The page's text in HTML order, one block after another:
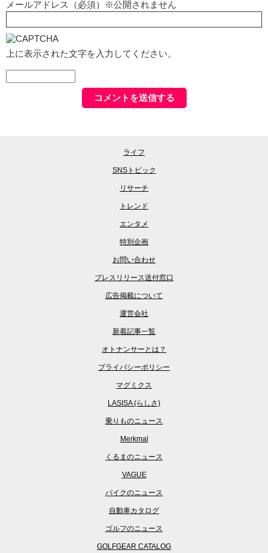
メールアドレス（必須）※公開されません
上に表示された文字を入力してください。
ライフ
SNSトピック
リサーチ
トレンド
エンタメ
特別企画
お問い合わせ
プレスリリース送付窓口
広告掲載について
運営会社
新着記事一覧
オトナンサーとは？
プライバシーポリシー
マグミクス
LASISA (らしさ)
乗りものニュース
Merkmal
くるまのニュース
VAGUE
バイクのニュース
自動車カタログ
ゴルフのニュース
GOLFGEAR CATALOG